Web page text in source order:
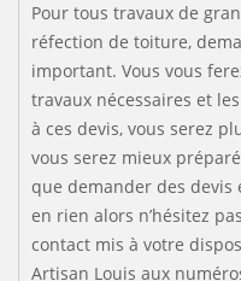
Pour tous travaux de
réfection de toiture,
important. Vous vous
travaux nécessaires et
à ces devis, vous serez
vous serez mieux
que demander des devis
en rien alors n’hésitez
contact mis à votre
Artisan Louis aux